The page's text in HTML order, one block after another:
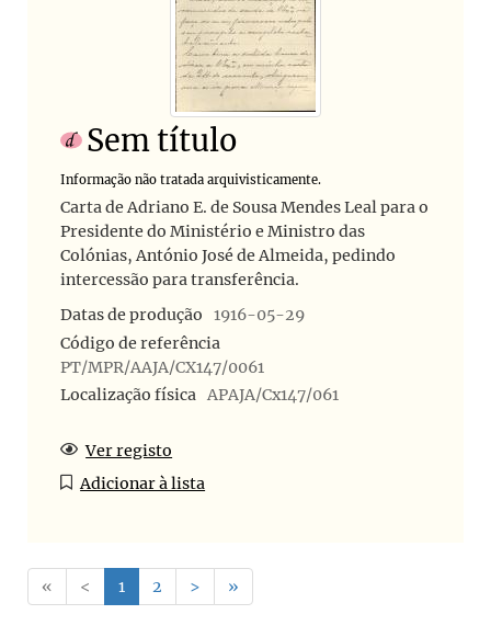
Sem título
Informação não tratada arquivisticamente.
Carta de Adriano E. de Sousa Mendes Leal para o
Presidente do Ministério e Ministro das
Colónias, António José de Almeida, pedindo
intercessão para transferência.
Datas de produção
1916-05-29
Código de referência
PT/MPR/AAJA/CX147/0061
Localização física APAJA/Cx147/061
Ver registo
Adicionar à lista
« < 1 2 > »